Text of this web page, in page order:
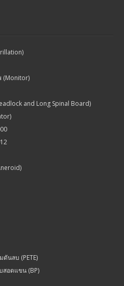
(Monitor)
and Long Spinal Board)
นลบ (PETE)
อดแขน (BP)